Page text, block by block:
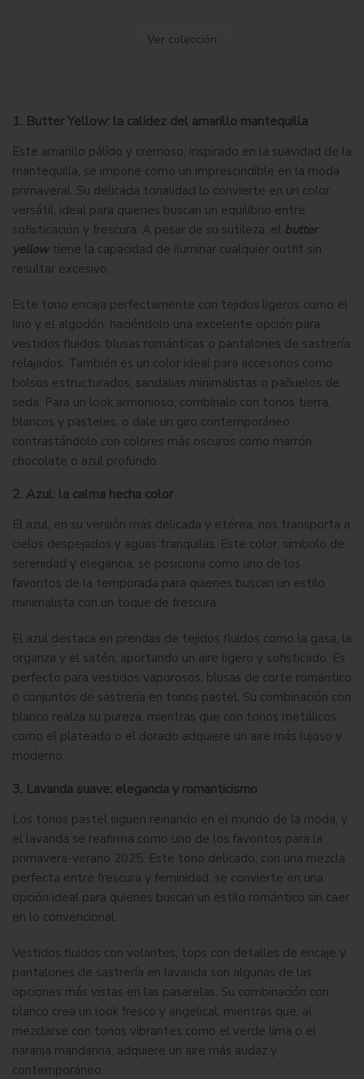
Ver colección
1. Butter Yellow: la calidez del amarillo mantequilla
Este amarillo pálido y cremoso, inspirado en la suavidad de la
mantequilla, se impone como un imprescindible en la moda
primaveral. Su delicada tonalidad lo convierte en un color
versátil, ideal para quienes buscan un equilibrio entre
sofisticación y frescura. A pesar de su sutileza, el butter
yellowtiene la capacidad de iluminar cualquier outfit sin
resultar excesivo.
Este tono encaja perfectamente con tejidos ligeros como el
lino y el algodón, haciéndolo una excelente opción para
vestidos fluidos, blusas románticas o pantalones de sastrería
relajados. También es un color ideal para accesorios como
bolsos estructurados, sandalias minimalistas o pañuelos de
seda. Para un look armonioso, combínalo con tonos tierra,
blancos y pasteles, o dale un giro contemporáneo
contrastándolo con colores más oscuros como marrón
chocolate o azul profundo.
2. Azul: la calma hecha color
El azul, en su versión más delicada y etérea, nos transporta a
cielos despejados y aguas tranquilas. Este color, símbolo de
serenidad y elegancia, se posiciona como uno de los
favoritos de la temporada para quienes buscan un estilo
minimalista con un toque de frescura.
El azul destaca en prendas de tejidos fluidos como la gasa, la
organza y el satén, aportando un aire ligero y sofisticado. Es
perfecto para vestidos vaporosos, blusas de corte romántico
o conjuntos de sastrería en tonos pastel. Su combinación con
blanco realza su pureza, mientras que con tonos metálicos
como el plateado o el dorado adquiere un aire más lujoso y
moderno.
3. Lavanda suave: elegancia y romanticismo
Los tonos pastel siguen reinando en el mundo de la moda, y
el lavanda se reafirma como uno de los favoritos para la
primavera-verano 2025. Este tono delicado, con una mezcla
perfecta entre frescura y feminidad, se convierte en una
opción ideal para quienes buscan un estilo romántico sin caer
en lo convencional.
Vestidos fluidos con volantes, tops con detalles de encaje y
pantalones de sastrería en lavanda son algunas de las
opciones más vistas en las pasarelas. Su combinación con
blanco crea un look fresco y angelical, mientras que, al
mezclarse con tonos vibrantes como el verde lima o el
naranja mandarina, adquiere un aire más audaz y
contemporáneo.